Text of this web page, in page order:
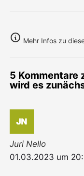
Mehr Infos zu
5 Kommentare
wird es
Juri Nello
01.03.2023 um